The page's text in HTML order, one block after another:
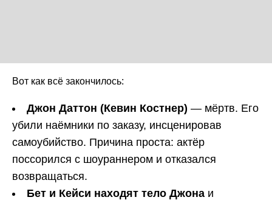
Вот как всё закончилось:
Джон Даттон (Кевин Костнер) — мёртв. Его
убили наёмники по заказу, инсценировав
самоубийство. Причина проста: актёр
поссорился с шоураннером и отказался
возвращаться.
Бет и Кейси находят тело Джона и